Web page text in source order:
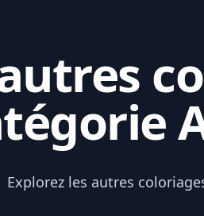
Explorez les autres